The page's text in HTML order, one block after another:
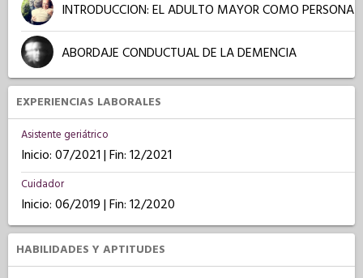
INTRODUCCION: EL ADULTO MAYOR COMO PERSONA
ABORDAJE CONDUCTUAL DE LA DEMENCIA
EXPERIENCIAS LABORALES
Asistente geriátrico
Inicio: 07/2021 | Fin: 12/2021
Cuidador
Inicio: 06/2019 | Fin: 12/2020
HABILIDADES Y APTITUDES